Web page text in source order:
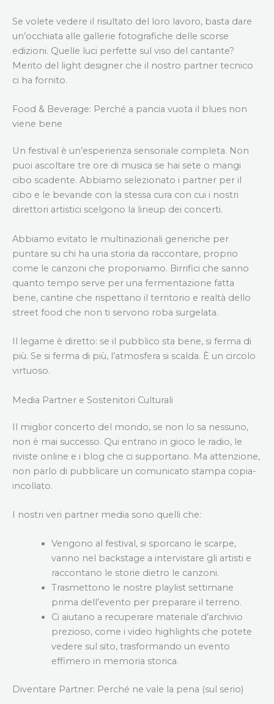
Se volete vedere il risultato del loro lavoro, basta dare
un’occhiata alle gallerie fotografiche delle scorse
edizioni. Quelle luci perfette sul viso del cantante?
Merito del light designer che il nostro partner tecnico
ci ha fornito.
Food & Beverage: Perché a pancia vuota il blues non
viene bene
Un festival è un’esperienza sensoriale completa. Non
puoi ascoltare tre ore di musica se hai sete o mangi
cibo scadente. Abbiamo selezionato i partner per il
cibo e le bevande con la stessa cura con cui i nostri
direttori artistici scelgono la lineup dei concerti.
Abbiamo evitato le multinazionali generiche per
puntare su chi ha una storia da raccontare, proprio
come le canzoni che proponiamo. Birrifici che sanno
quanto tempo serve per una fermentazione fatta
bene, cantine che rispettano il territorio e realtà dello
street food che non ti servono roba surgelata.
Il legame è diretto: se il pubblico sta bene, si ferma di
più. Se si ferma di più, l’atmosfera si scalda. È un circolo
virtuoso.
Media Partner e Sostenitori Culturali
Il miglior concerto del mondo, se non lo sa nessuno,
non è mai successo. Qui entrano in gioco le radio, le
riviste online e i blog che ci supportano. Ma attenzione,
non parlo di pubblicare un comunicato stampa copia-
incollato.
I nostri veri partner media sono quelli che:
Vengono al festival, si sporcano le scarpe,
vanno nel backstage a intervistare gli artisti e
raccontano le storie dietro le canzoni.
Trasmettono le nostre playlist settimane
prima dell’evento per preparare il terreno.
Ci aiutano a recuperare materiale d’archivio
prezioso, come i video highlights che potete
vedere sul sito, trasformando un evento
effimero in memoria storica.
Diventare Partner: Perché ne vale la pena (sul serio)